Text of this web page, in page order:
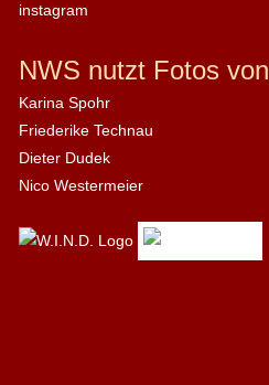
instagram
NWS nutzt Fotos von
Karina Spohr
Friederike Technau
Dieter Dudek
Nico Westermeier